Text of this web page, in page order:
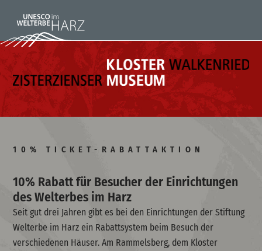
10% TICKET-RABATTAKTION
10% Rabatt für Besucher der Einrichtungen
des Welterbes im Harz
Seit gut drei Jahren gibt es bei den Einrichtungen der Stiftung
Welterbe im Harz ein Rabattsystem beim Besuch der
verschiedenen Häuser. Am Rammelsberg, dem Kloster